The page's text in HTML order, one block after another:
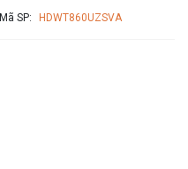
Mã SP: HDWT860UZSVA